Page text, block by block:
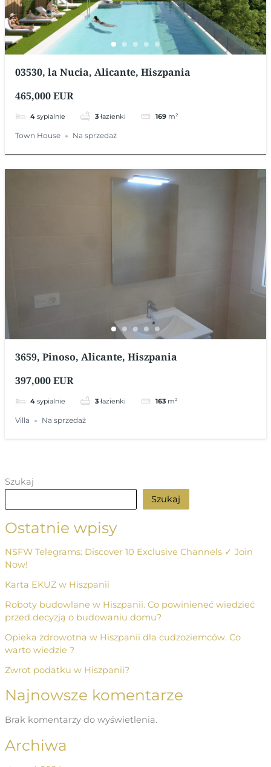
03530, la Nucia, Alicante, Hiszpania
465,000 EUR
4 sypialnie 3 łazienki 169 m²
Town House Na sprzedaż
3659, Pinoso, Alicante, Hiszpania
397,000 EUR
4 sypialnie 3 łazienki 163 m²
Villa Na sprzedaż
Szukaj
Szukaj
Ostatnie wpisy
NSFW Telegrams: Discover 10 Exclusive Channels ✓ Join
Now!
Karta EKUZ w Hiszpanii
Roboty budowlane w Hiszpanii. Co powinieneć wiedzieć
przed decyzją o budowaniu domu?
Opieka zdrowotna w Hiszpanii dla cudzoziemców. Co
warto wiedzie ?
Zwrot podatku w Hiszpanii?
Najnowsze komentarze
Brak komentarzy do wyświetlenia.
Archiwa